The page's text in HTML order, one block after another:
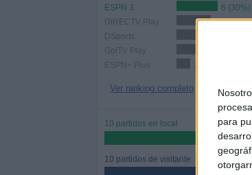
para
ESPN 3
6 (30%)
DIRECTV Play
5 (25%)
DSports
GolTV Play
ESPN+ Plus
2 (10%)
Ver ranking completo
10 partidos en local
50%
10 partidos de visitante